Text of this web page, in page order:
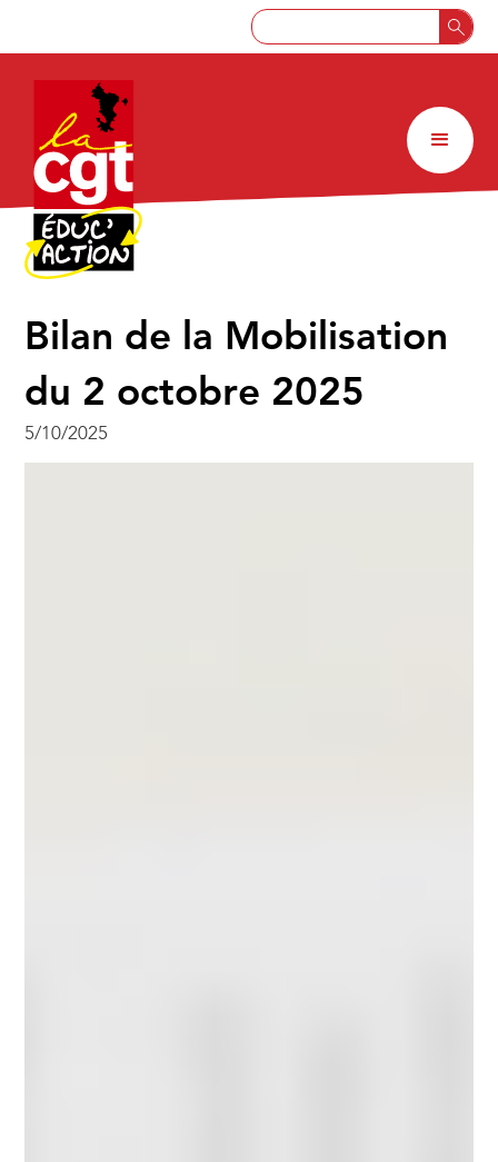
Bilan de la Mobilisation
du 2 octobre 2025
5/10/2025